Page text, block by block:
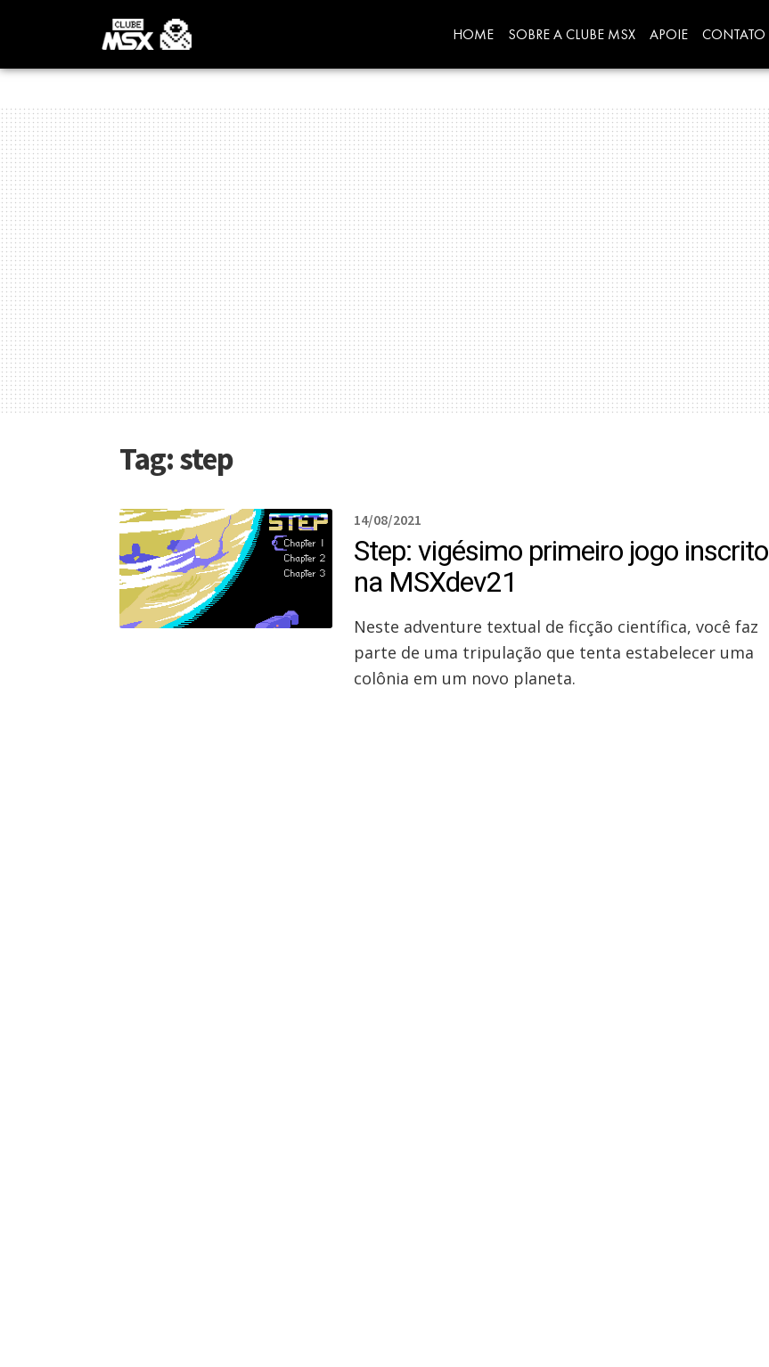
HOME SOBRE A CLUBE MSX APOIE CONTATO
Tag:step
14/08/2021
Step: vigésimo primeiro jogo inscrito
na MSXdev21
Neste adventure textual de ficção científica, você faz
parte de uma tripulação que tenta estabelecer uma
colônia em um novo planeta.